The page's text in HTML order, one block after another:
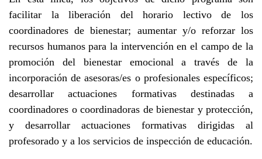
facilitar la liberación del horario lectivo de los
coordinadores de bienestar; aumentar y/o reforzar los
recursos humanos para la intervención en el campo de la
promoción del bienestar emocional a través de la
incorporación de asesoras/es o profesionales específicos;
desarrollar actuaciones formativas destinadas a
coordinadores o coordinadoras de bienestar y protección,
y desarrollar actuaciones formativas dirigidas al
profesorado y a los servicios de inspección de educación.